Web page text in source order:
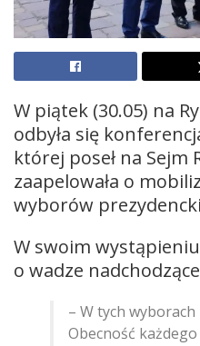
W piątek (30.05) na
odbyła się
której poseł na Sejm
zaapelowała o
wyborów
W swoim
o wadze
– W tych wyborach
Obecność